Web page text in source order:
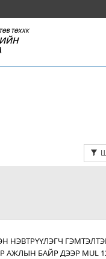
ТӨХХК
НЭВТРҮҮЛЭГЧ
АЖЛЫН БАЙР ДЭЭР MUL